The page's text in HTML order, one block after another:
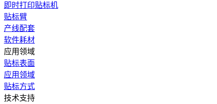
即时打印贴标机
贴标臂
产线配套
软件耗材
应用领域
贴标表面
应用领域
贴标方式
技术支持